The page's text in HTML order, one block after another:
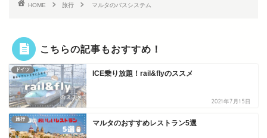
HOME 旅行 マルタのバスシステム
こちらの記事もおすすめ！
ドイツ ICE乗り放題！rail&flyのススメ
2021年7月15日
旅行 マルタのおすすめレストラン5選